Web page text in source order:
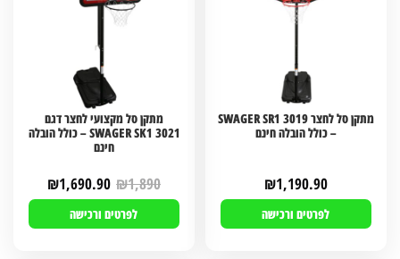
מתקן סל לחצר SWAGER SR1 3019
– כולל הובלה חינם
₪1,190.90
לפרטים ורכישה
מתקן סל מקצועי לחצר דגם
SWAGER SK1 3021 – כולל הובלה
חינם
₪1,890
₪1,690.90
לפרטים ורכישה